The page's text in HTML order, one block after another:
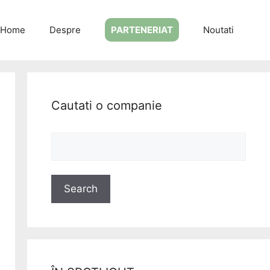
Home Despre PARTENERIAT Noutati
Cautati o companie